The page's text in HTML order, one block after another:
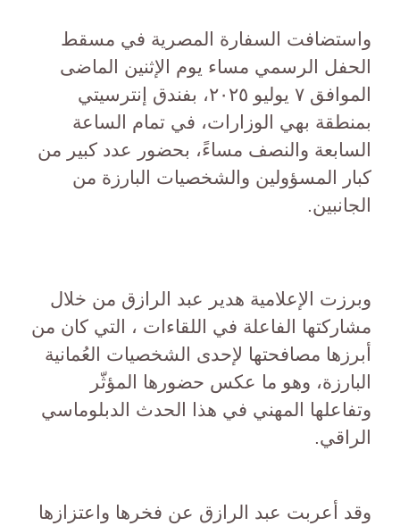
واستضافت السفارة المصرية في مسقط
الحفل الرسمي مساء يوم الإثنين الماضى
الموافق ٧ يوليو ٢٠٢٥، بفندق إنترسيتي
بمنطقة بهي الوزارات، في تمام الساعة
السابعة والنصف مساءً، بحضور عدد كبير من
كبار المسؤولين والشخصيات البارزة من
الجانبين.
وبرزت الإعلامية هدير عبد الرازق من خلال
مشاركتها الفاعلة في اللقاءات ، التي كان من
أبرزها مصافحتها لإحدى الشخصيات العُمانية
البارزة، وهو ما عكس حضورها المؤثّر
وتفاعلها المهني في هذا الحدث الدبلوماسي
الراقي.
وقد أعربت عبد الرازق عن فخرها واعتزازها